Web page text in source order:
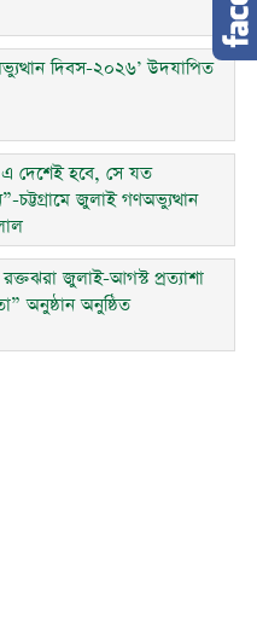
দিবস-২০২৬’ উদযাপিত
এ দেশেই হবে, সে যত
চট্টগ্রামে জুলাই গণঅভ্যুত্থান
রক্তঝরা জুলাই-আগস্ট প্রত্যাশা
অনুষ্ঠান অনুষ্ঠিত